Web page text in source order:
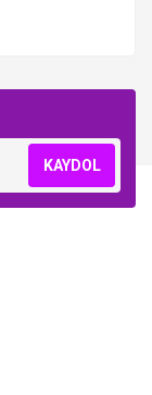
KAYDOL